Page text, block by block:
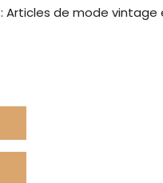
Articles de mode